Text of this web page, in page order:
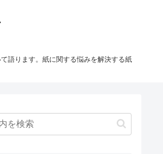
語ります。紙に関する悩みを解決する紙